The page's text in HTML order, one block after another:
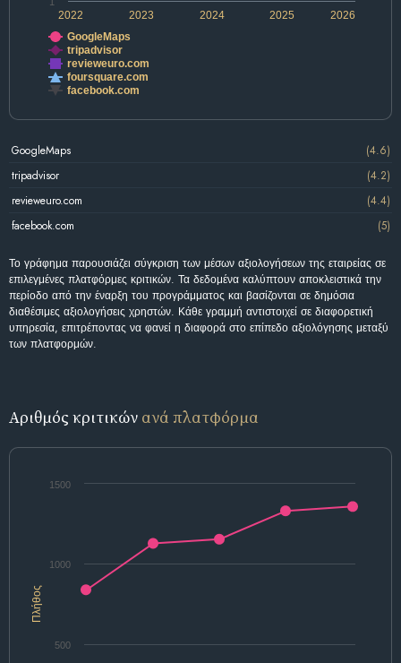
2022 2024 2026
2023 2025
GoogleMaps
tripadvisor
revieweuro.com
foursquare.com
facebook.com
GoogleMaps
(4.6)
tripadvisor
(4.2)
revieweuro.com
(4.4)
facebook.com
(5)
Το γράφημα παρουσιάζει σύγκριση των μέσων αξιολογήσεων της εταιρείας σε
επιλεγμένες πλατφόρμες κριτικών. Τα δεδομένα καλύπτουν αποκλειστικά την
περίοδο από την έναρξη του προγράμματος και βασίζονται σε δημόσια
διαθέσιμες αξιολογήσεις χρηστών. Κάθε γραμμή αντιστοιχεί σε διαφορετική
υπηρεσία, επιτρέποντας να φανεί η διαφορά στο επίπεδο αξιολόγησης μεταξύ
των πλατφορμών.
Αριθμός κριτικών ανά πλατφόρμα
Πλήθος
500
1000
1500